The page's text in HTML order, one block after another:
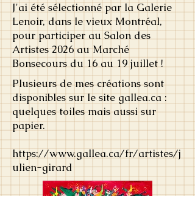
J'ai été sélectionné par la Galerie
Lenoir, dans le vieux Montréal,
pour participer au Salon des
Artistes 2026 au Marché
Bonsecours du 16 au 19 juillet !
Plusieurs de mes créations sont
disponibles sur le site gallea.ca :
quelques toiles mais aussi sur
papier.
https://www.gallea.ca/fr/artistes/j
ulien-girard